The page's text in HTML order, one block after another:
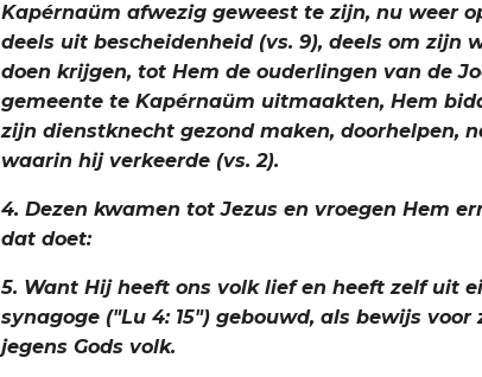
Kapérnaüm afwezig geweest te zijn, nu weer
deels uit bescheidenheid (vs. 9), deels om zijn
doen krijgen, tot Hem de ouderlingen van de
gemeente te Kapérnaüm uitmaakten, Hem
zijn dienstknecht gezond maken, doorhelpen,
waarin hij verkeerde (vs. 2).
4. Dezen kwamen tot Jezus en vroegen Hem
dat doet:
5. Want Hij heeft ons volk lief en heeft zelf uit
synagoge ("Lu 4: 15") gebouwd, als bewijs
jegens Gods volk.